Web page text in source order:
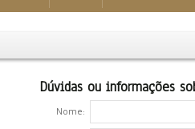
Dúvidas ou informações
Nome: